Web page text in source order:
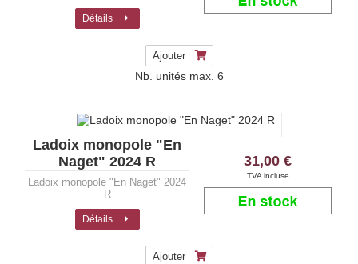
Détails
Ajouter
Nb. unités max. 6
Ladoix monopole "En
Naget" 2024 R
Ladoix monopole "En Naget" 2024
R
Détails
31,00 €
TVA incluse
Ajouter